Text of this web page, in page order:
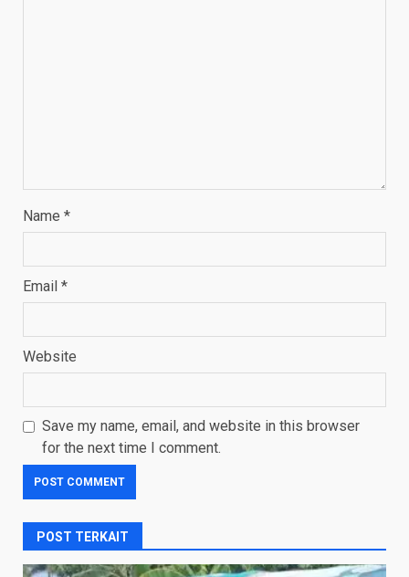
Name *
Email *
Website
Save my name, email, and website in this browser
for the next time I comment.
POST TERKAIT